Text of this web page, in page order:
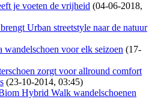
je voeten de vrijheid (04-06-2018,
Urban streetstyle naar de natuur
voor elk seizoen (17-
zorgt voor allround comfort
(23-10-2014, 03:45)
Hybrid Walk wandelschoenen